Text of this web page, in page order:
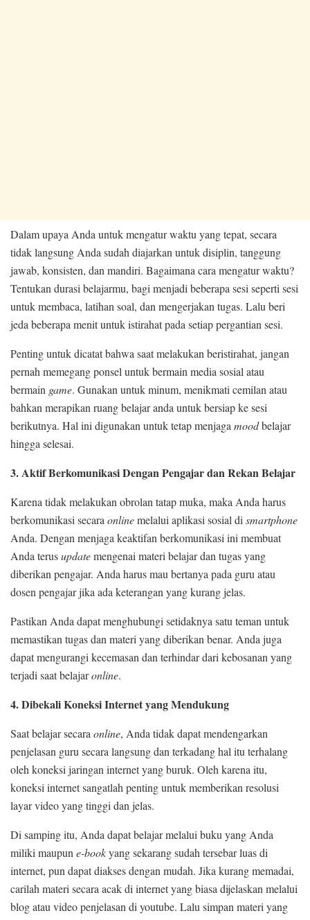
Dalam upaya Anda untuk mengatur waktu yang tepat, secara
tidak langsung Anda sudah diajarkan untuk disiplin, tanggung
jawab, konsisten, dan mandiri. Bagaimana cara mengatur waktu?
Tentukan durasi belajarmu, bagi menjadi beberapa sesi seperti sesi
untuk membaca, latihan soal, dan mengerjakan tugas. Lalu beri
jeda beberapa menit untuk istirahat pada setiap pergantian sesi.
Penting untuk dicatat bahwa saat melakukan beristirahat, jangan
pernah memegang ponsel untuk bermain media sosial atau
bermain game. Gunakan untuk minum, menikmati cemilan atau
bahkan merapikan ruang belajar anda untuk bersiap ke sesi
berikutnya. Hal ini digunakan untuk tetap menjaga moodbelajar
hingga selesai.
3. Aktif Berkomunikasi Dengan Pengajar dan Rekan Belajar
Karena tidak melakukan obrolan tatap muka, maka Anda harus
berkomunikasi secara onlinemelalui aplikasi sosial di smartphone
Anda. Dengan menjaga keaktifan berkomunikasi ini membuat
Anda terusupdatemengenai materi belajar dan tugas yang
diberikan pengajar. Anda harus mau bertanya pada guru atau
dosen pengajar jika ada keterangan yang kurang jelas.
Pastikan Anda dapat menghubungi setidaknya satu teman untuk
memastikan tugas dan materi yang diberikan benar. Anda juga
dapat mengurangi kecemasan dan terhindar dari kebosanan yang
terjadi saat belajaronline.
4. Dibekali Koneksi Internet yang Mendukung
Saat belajar secara online, Anda tidak dapat mendengarkan
penjelasan guru secara langsung dan terkadang hal itu terhalang
oleh koneksi jaringan internet yang buruk. Oleh karena itu,
koneksi internet sangatlah penting untuk memberikan resolusi
layar video yang tinggi dan jelas.
Di samping itu, Anda dapat belajar melalui buku yang Anda
miliki maupun e-bookyang sekarang sudah tersebar luas di
internet, pun dapat diakses dengan mudah. Jika kurang memadai,
carilah materi secara acak di internet yang biasa dijelaskan melalui
blog atau video penjelasan di youtube. Lalu simpan materi yang